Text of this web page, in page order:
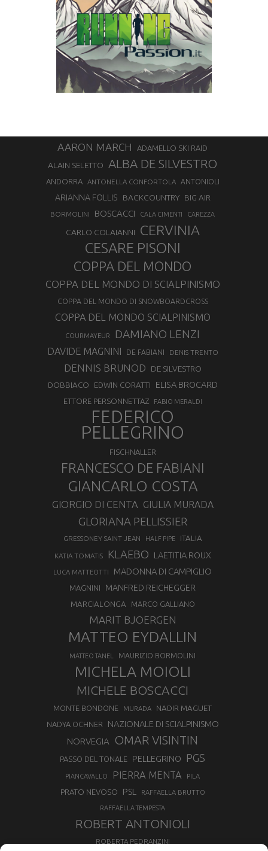
AARON MARCH ADAMELLO SKI RAID
ALAIN SELETTO ALBA DE SILVESTRO
ANDORRA ANTONELLA CONFORTOLA ANTONIOLI
ARIANNA FOLLIS BACKCOUNTRY BIG AIR
BORMOLINI BOSCACCI CALA CIMENTI CAREZZA
CARLO COLAIANNI CERVINIA
CESARE PISONI
COPPA DEL MONDO
COPPA DEL MONDO DI SCIALPINISMO
COPPA DEL MONDO DI SNOWBOARDCROSS
COPPA DEL MONDO SCIALPINISMO
COURMAYEUR DAMIANO LENZI
DAVIDE MAGNINI DE FABIANI DENIS TRENTO
DENNIS BRUNOD DE SILVESTRO
DOBBIACO EDWIN CORATTI ELISA BROCARD
ETTORE PERSONNETTAZ FABIO MERALDI
FEDERICO
PELLEGRINO
FISCHNALLER
FRANCESCO DE FABIANI
GIANCARLO COSTA
GIORGIO DI CENTA GIULIA MURADA
GLORIANA PELLISSIER
GRESSONEY SAINT JEAN HALF PIPE ITALIA
KATIA TOMATIS KLAEBO LAETITIA ROUX
LUCA MATTEOTTI MADONNA DI CAMPIGLIO
MAGNINI MANFRED REICHEGGER
MARCIALONGA MARCO GALLIANO
MARIT BJOERGEN
MATTEO EYDALLIN
MATTEO TANEL MAURIZIO BORMOLINI
MICHELA MOIOLI
MICHELE BOSCACCI
MONTE BONDONE MURADA NADIR MAGUET
NADYA OCHNER
NAZIONALE DI SCIALPINISMO
NORVEGIA
OMAR VISINTIN
PASSO DEL TONALE PELLEGRINO PGS
PIANCAVALLO PIERRA MENTA PILA
PRATO NEVOSO PSL RAFFAELLA BRUTTO
RAFFAELLA TEMPESTA
ROBERT ANTONIOLI
ROBERTA PEDRANZINI